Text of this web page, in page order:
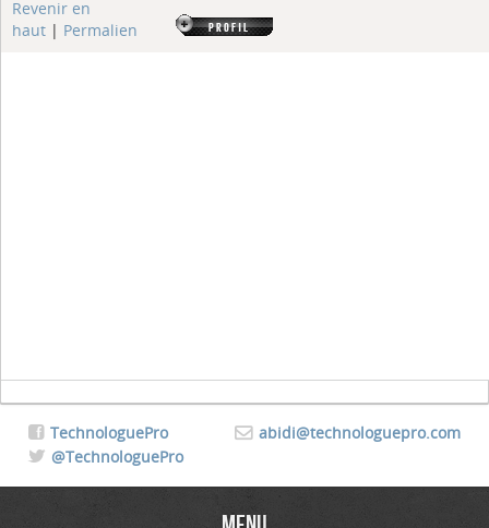
Revenir en
haut | Permalien
abidi@technologuepro.com
TechnologuePro
@TechnologuePro